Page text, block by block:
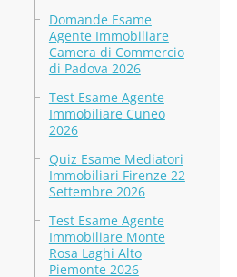
Domande Esame
Agente Immobiliare
Camera di Commercio
di Padova 2026
Test Esame Agente
Immobiliare Cuneo
2026
Quiz Esame Mediatori
Immobiliari Firenze 22
Settembre 2026
Test Esame Agente
Immobiliare Monte
Rosa Laghi Alto
Piemonte 2026